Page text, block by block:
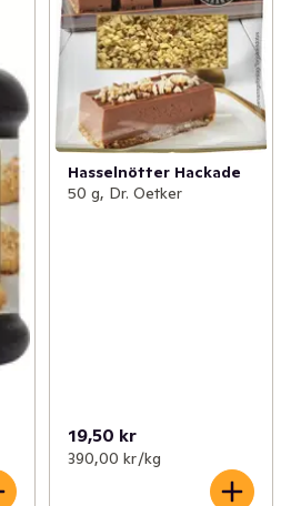
Hasselnötter Hackade
50 g, Dr. Oetker
19,50 kr
390,00 kr /kg